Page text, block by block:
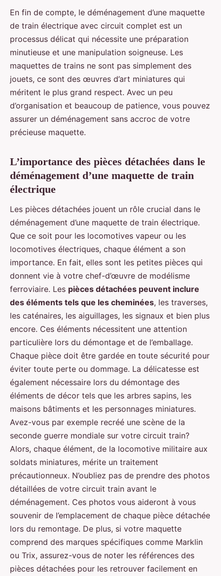
En fin de compte, le déménagement d’une maquette
de train électrique avec circuit complet est un
processus délicat qui nécessite une préparation
minutieuse et une manipulation soigneuse. Les
maquettes de trains ne sont pas simplement des
jouets, ce sont des œuvres d’art miniatures qui
méritent le plus grand respect. Avec un peu
d’organisation et beaucoup de patience, vous pouvez
assurer un déménagement sans accroc de votre
précieuse maquette.
L’importance des pièces détachées dans le
déménagement d’une maquette de train
électrique
Les pièces détachées jouent un rôle crucial dans le
déménagement d’une maquette de train électrique.
Que ce soit pour les locomotives vapeur ou les
locomotives électriques, chaque élément a son
importance. En fait, elles sont les petites pièces qui
donnent vie à votre chef-d’œuvre de modélisme
ferroviaire. Les pièces détachées peuvent inclure
des éléments tels que les cheminées, les traverses,
les caténaires, les aiguillages, les signaux et bien plus
encore. Ces éléments nécessitent une attention
particulière lors du démontage et de l’emballage.
Chaque pièce doit être gardée en toute sécurité pour
éviter toute perte ou dommage. La délicatesse est
également nécessaire lors du démontage des
éléments de décor tels que les arbres sapins, les
maisons bâtiments et les personnages miniatures.
Avez-vous par exemple recréé une scène de la
seconde guerre mondiale sur votre circuit train?
Alors, chaque élément, de la locomotive militaire aux
soldats miniatures, mérite un traitement
précautionneux. N’oubliez pas de prendre des photos
détaillées de votre circuit train avant le
déménagement. Ces photos vous aideront à vous
souvenir de l’emplacement de chaque pièce détachée
lors du remontage. De plus, si votre maquette
comprend des marques spécifiques comme Marklin
ou Trix, assurez-vous de noter les références des
pièces détachées pour les retrouver facilement en